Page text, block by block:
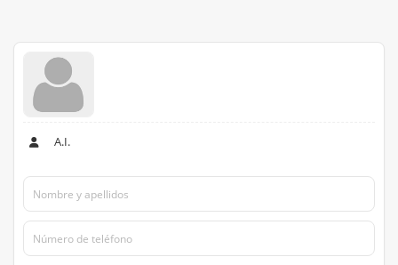
A.I.